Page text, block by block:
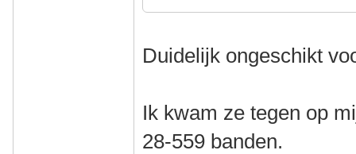
Duidelijk ongeschikt
Ik kwam ze tegen op
28-559 banden.